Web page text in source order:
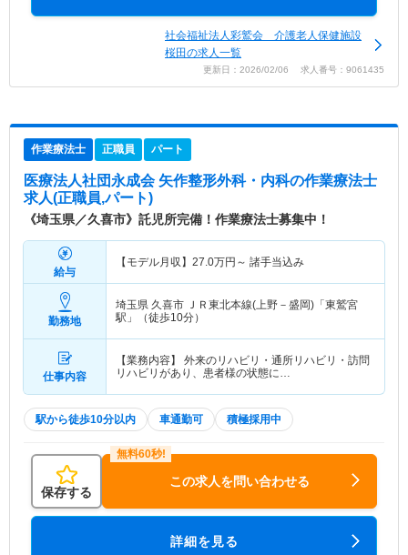
社会福祉法人彩鷲会 介護老人保健施設
桜田の求人一覧
更新日：2026/02/06 求人番号：9061435
作業療法士 正職員 パート
医療法人社団永成会 矢作整形外科・内科の作業療法士
求人(正職員,パート)
《埼玉県／久喜市》託児所完備！作業療法士募集中！
給与
【モデル月収】 27.0万円～ 諸手当込み
勤務地
埼玉県 久喜市 ＪＲ東北本線(上野－盛岡)「東鷲宮
駅」（徒歩10分）
仕事内容
【業務内容】 外来のリハビリ・通所リハビリ・訪問
リハビリがあり、患者様の状態に…
駅から徒歩10分以内 車通勤可 積極採用中
保存する
この求人を問い合わせる
詳細を見る